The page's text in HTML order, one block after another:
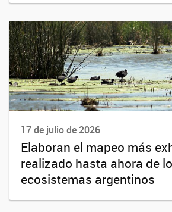
17 de julio de 2026
Elaboran el mapeo más
realizado hasta ahora de
ecosistemas argentinos